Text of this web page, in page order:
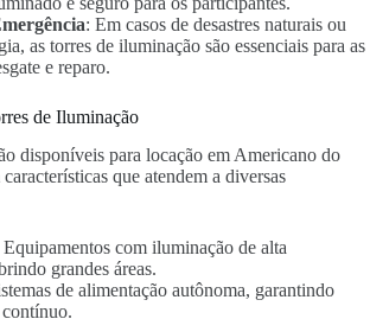
: Em casos de desastres naturais ou
as torres de iluminação são essenciais para as
e reparo.
de Iluminação
disponíveis para locação em Americano do
que atendem a diversas
Equipamentos com iluminação de alta
grandes áreas.
de alimentação autônoma, garantindo